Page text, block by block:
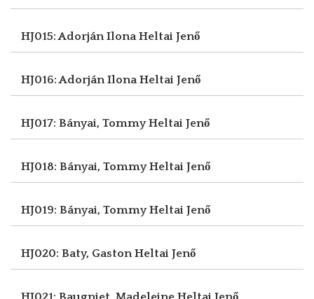
HJ015: Adorján IlonaHeltai Jenő
HJ016: Adorján IlonaHeltai Jenő
HJ017: Bányai, TommyHeltai Jenő
HJ018: Bányai, TommyHeltai Jenő
HJ019: Bányai, TommyHeltai Jenő
HJ020: Baty, GastonHeltai Jenő